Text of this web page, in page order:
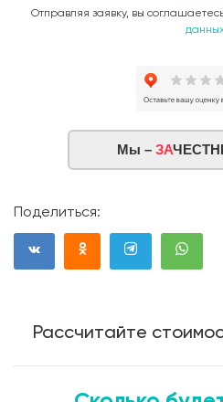
Отправляя заявку, вы
Мы – ЗА
Поделиться:
Рассчитайте